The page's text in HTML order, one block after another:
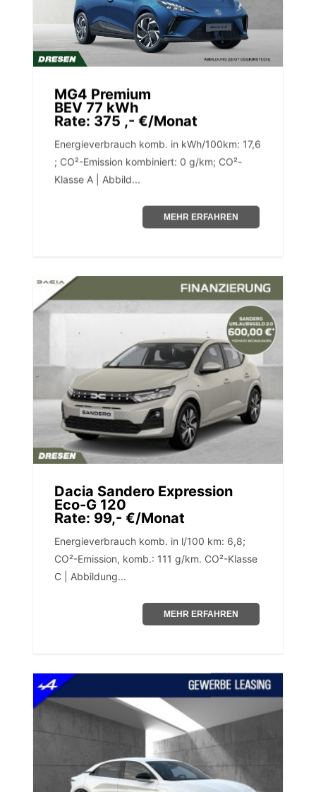
MG4 Premium
BEV 77 kWh
Rate: 375 ,- €/Monat
Energieverbrauch komb. in kWh/100km: 17,6
; CO²-Emission kombiniert: 0 g/km; CO²-
Klasse A | Abbild...
MEHR ERFAHREN
Dacia Sandero Expression
Eco-G 120
Rate: 99,- €/Monat
Energieverbrauch komb. in l/100 km: 6,8;
CO²-Emission, komb.: 111 g/km. CO²-Klasse
C | Abbildung...
MEHR ERFAHREN